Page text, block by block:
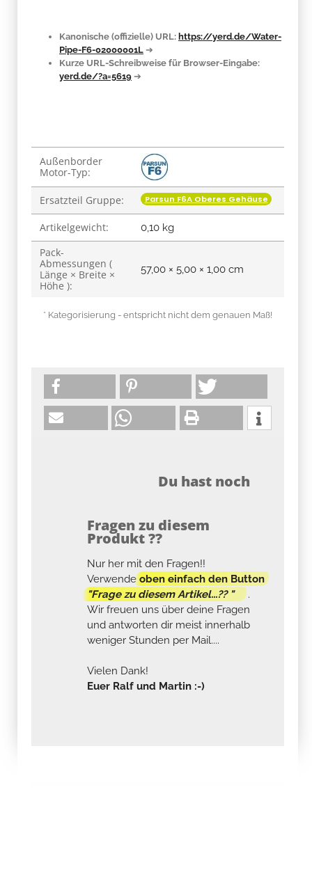
Kanonische (offizielle) URL: https://yerd.de/Water-
Pipe-F6-02000001L ➔
Kurze URL-Schreibweise für Browser-Eingabe:
yerd.de/?a=5619 ➔
Produkteigenschaft
Wert
Außenborder
Motor-Typ:
Ersatzteil Gruppe: Parsun F6A Oberes Gehäuse
Artikelgewicht: 0,10 kg
Pack-
Abmessungen (
Länge × Breite ×
Höhe ):
57,00 × 5,00 × 1,00 cm
* Kategorisierung - entspricht nicht dem genauen Maß!
Du hast noch
Fragen zu diesem
Produkt ??
Nur her mit den Fragen!!
Verwendeoben einfach den Button
"Frage zu diesem Artikel...?? "
.
Wir freuen uns über deine Fragen
und antworten dir meist innerhalb
weniger Stunden per Mail....
Vielen Dank!
Euer Ralf und Martin :-)